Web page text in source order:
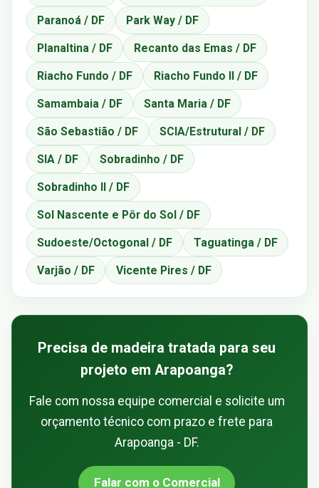
Paranoá / DF Park Way / DF
Planaltina / DF Recanto das Emas / DF
Riacho Fundo / DF Riacho Fundo II / DF
Samambaia / DF Santa Maria / DF
São Sebastião / DF SCIA/Estrutural / DF
SIA / DF Sobradinho / DF
Sobradinho II / DF
Sol Nascente e Pôr do Sol / DF
Sudoeste/Octogonal / DF Taguatinga / DF
Varjão / DF Vicente Pires / DF
Precisa de madeira tratada para seu
projeto em Arapoanga?
Fale com nossa equipe comercial e solicite um
orçamento técnico com prazo e frete para
Arapoanga - DF.
Falar com o Comercial